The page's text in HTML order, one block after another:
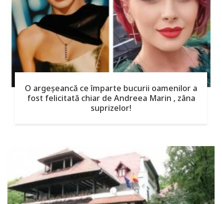
O argeşeancă ce împarte bucurii oamenilor a
fost felicitată chiar de Andreea Marin , zâna
suprizelor!